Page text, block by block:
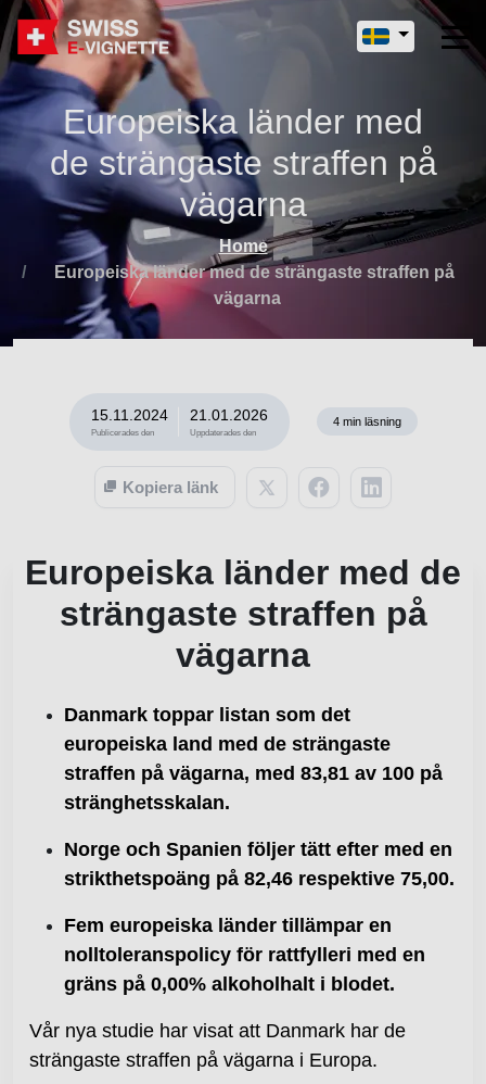
Europeiska länder med
de strängaste straffen på
vägarna
Home
Europeiska länder med de strängaste straffen på
vägarna
15.11.2024
Publicerades den
21.01.2026
Uppdaterades den
4 min läsning
Kopiera länk
Europeiska länder med de
strängaste straffen på
vägarna
Danmark toppar listan som det
europeiska land med de strängaste
straffen på vägarna, med 83,81 av 100 på
stränghetsskalan.
Norge och Spanien följer tätt efter med en
strikthetspoäng på 82,46 respektive 75,00.
Fem europeiska länder tillämpar en
nolltoleranspolicy för rattfylleri med en
gräns på 0,00% alkoholhalt i blodet.
Vår nya studie har visat att Danmark har de
strängaste straffen på vägarna i Europa.